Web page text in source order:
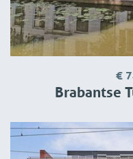
€
Brabantse